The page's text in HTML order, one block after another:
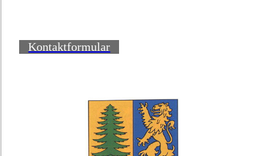
Kontaktformular